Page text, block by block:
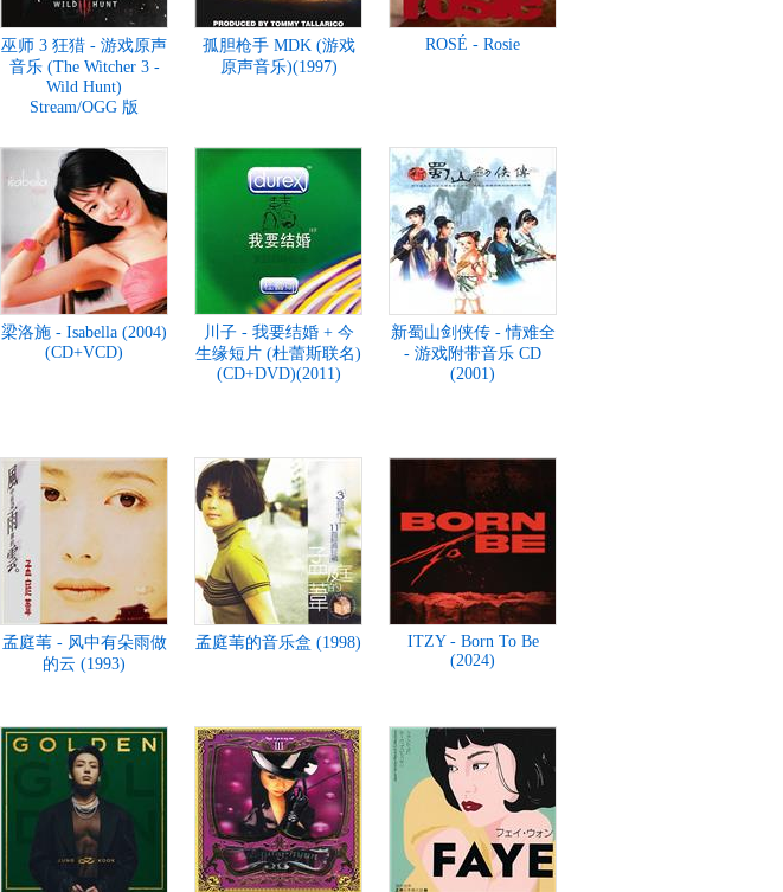
巫师 3 狂猎 - 游戏原声
音乐 (The Witcher 3 -
Wild Hunt)
Stream/OGG 版
孤胆枪手 MDK (游戏
原声音乐)(1997)
ROSÉ - Rosie
梁洛施 - Isabella (2004)
(CD+VCD)
川子 - 我要结婚 + 今
生缘短片 (杜蕾斯联名)
(CD+DVD)(2011)
新蜀山剑侠传 - 情难全
- 游戏附带音乐 CD
(2001)
孟庭苇 - 风中有朵雨做
的云 (1993)
孟庭苇的音乐盒 (1998)
ITZY - Born To Be
(2024)